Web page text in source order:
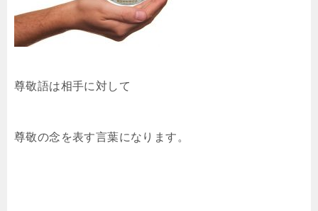
尊敬語は相手に対して
尊敬の念を表す言葉になります。